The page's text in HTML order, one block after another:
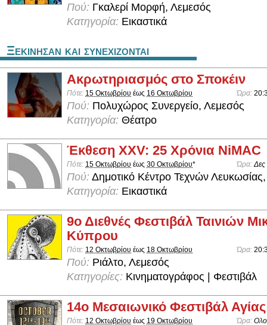
Πού: Γκαλερί Μορφή, Λεμεσός
Κατηγορία: Εικαστικά
Ξεκινησαν και συνεχιζονται
Ακρωτηριασμός στο Σποκέιν
Πότε: 15 Οκτωβρίου έως 16 Οκτωβρίου Ώρα:
Πού: Πολυχώρος Συνεργείο, Λεμεσός
Κατηγορία: Θέατρο
Έκθεση XXV: 25 Χρόνια NiMAC
Πότε: 15 Οκτωβρίου έως 30 Οκτωβρίου* Ώρα: Δες
Πού: Δημοτικό Κέντρο Τεχνών
Κατηγορία: Εικαστικά
9ο Διεθνές Φεστιβάλ Ταινιών
Κύπρου
Πότε: 12 Οκτωβρίου έως 18 Οκτωβρίου Ώρα:
Πού: Ριάλτο, Λεμεσός
Κατηγορίες: Κινηματογράφος | Φεστιβάλ
14ο Μεσαιωνικό Φεστιβάλ
Πότε: 12 Οκτωβρίου έως 19 Οκτωβρίου Ώρα: